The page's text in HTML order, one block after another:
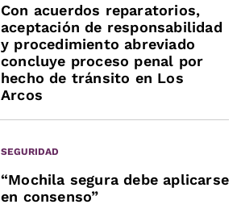
Con acuerdos reparatorios,
aceptación de responsabilidad
y procedimiento abreviado
concluye proceso penal por
hecho de tránsito en Los
Arcos
SEGURIDAD
“Mochila segura debe aplicarse
en consenso”